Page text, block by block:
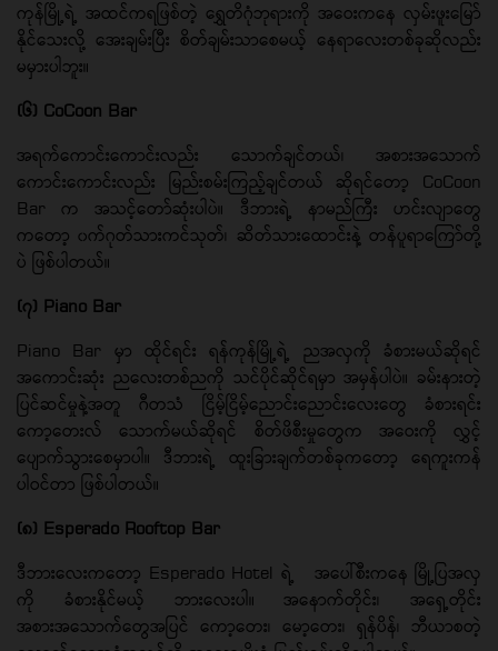
ကုန်မြို့ရဲ့ အထင်ကရဖြစ်တဲ့ ရွှေတိဂုံဘုရားကို အဝေးကနေ လှမ်းဖူးမြော်
နိုင်သေးလို့ အေးချမ်းပြီး စိတ်ချမ်းသာစေမယ့် နေရာလေးတစ်ခုဆိုလည်း
မမှားပါဘူး။
(၆) CoCoon Bar
အရက်ကောင်းကောင်းလည်း သောက်ချင်တယ်၊ အစားအသောက်
ကောင်းကောင်းလည်း မြည်းစမ်းကြည့်ချင်တယ် ဆိုရင်တော့ CoCoon
Bar က အသင့်တော်ဆုံးပါပဲ။ ဒီဘားရဲ့ နာမည်ကြီး ဟင်းလျာတွေ
ကတော့ ၀က်ဂုတ်သားကင်သုတ်၊ ဆိတ်သားထောင်းနဲ့ တန်ပူရာကြော်တို့
ပဲ ဖြစ်ပါတယ်။
(၇) Piano Bar
Piano Bar မှာ ထိုင်ရင်း ရန်ကုန်မြို့ရဲ့ ညအလှကို ခံစားမယ်ဆိုရင်
အကောင်းဆုံး ညလေးတစ်ညကို သင်ပိုင်ဆိုင်ရမှာ အမှန်ပါပဲ။ ခမ်းနားတဲ့
ပြင်ဆင်မှုနဲ့အတူ ဂီတသံ ငြိမ့်ငြိမ့်ညောင်းညောင်းလေးတွေ ခံစားရင်း
ကော့တေးလ် သောက်မယ်ဆိုရင် စိတ်ဖိစီးမှုတွေက အဝေးကို လွှင့်
ပျောက်သွားစေမှာပါ။ ဒီဘားရဲ့ ထူးခြားချက်တစ်ခုကတော့ ရေကူးကန်
ပါဝင်တာ ဖြစ်ပါတယ်။
(၈) Esperado Rooftop Bar
ဒီဘားလေးကတော့ Esperado Hotel ရဲ့ အပေါ်စီးကနေ မြို့ပြအလှ
ကို ခံစားနိုင်မယ့် ဘားလေးပါ။ အနောက်တိုင်း၊ အရှေ့တိုင်း
အစားအသောက်တွေအပြင် ကော့တေး၊ မော့တေး၊ ရှန်ပိန်၊ ဘီယာစတဲ့